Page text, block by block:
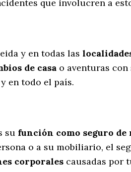
que involucren a
y en todas las
de casa o aventuras
en todo el país.
su función como seguro
o a su mobiliario, el
corporales causadas por